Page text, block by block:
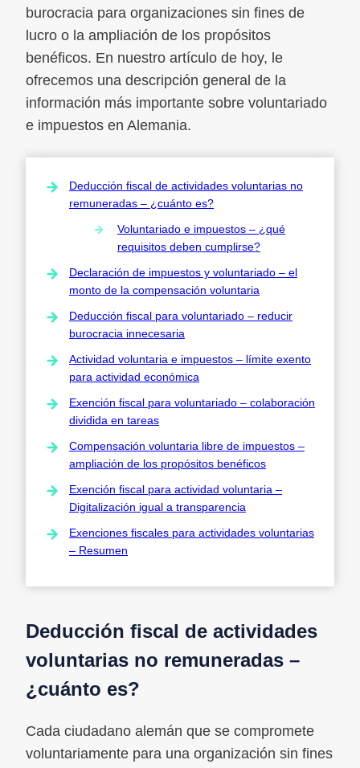
burocracia para organizaciones sin fines de
lucro o la ampliación de los propósitos
benéficos. En nuestro artículo de hoy, le
ofrecemos una descripción general de la
información más importante sobre voluntariado
e impuestos en Alemania.
Deducción fiscal de actividades voluntarias no
remuneradas – ¿cuánto es?
Voluntariado e impuestos – ¿qué
requisitos deben cumplirse?
Declaración de impuestos y voluntariado – el
monto de la compensación voluntaria
Deducción fiscal para voluntariado – reducir
burocracia innecesaria
Actividad voluntaria e impuestos – límite exento
para actividad económica
Exención fiscal para voluntariado – colaboración
dividida en tareas
Compensación voluntaria libre de impuestos –
ampliación de los propósitos benéficos
Exención fiscal para actividad voluntaria –
Digitalización igual a transparencia
Exenciones fiscales para actividades voluntarias
– Resumen
Deducción fiscal de actividades
voluntarias no remuneradas –
¿cuánto es?
Cada ciudadano alemán que se compromete
voluntariamente para una organización sin fines